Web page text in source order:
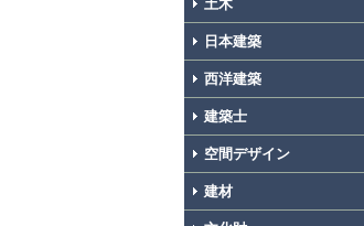
土木
日本建築
西洋建築
建築士
空間デザイン
建材